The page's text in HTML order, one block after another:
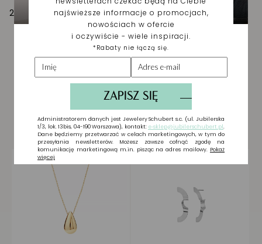
295,00 zł
Biżuteria wybrana dla
Ciebie